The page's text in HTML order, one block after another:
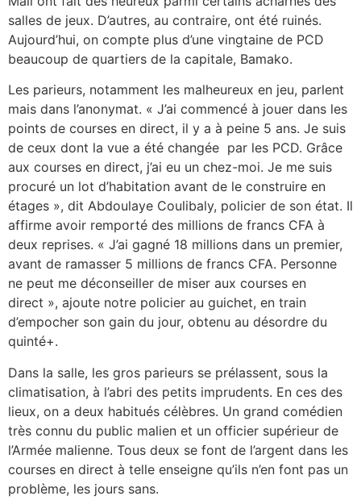
salles de jeux. D’autres, au contraire, ont été ruinés.
Aujourd’hui, on compte plus d’une vingtaine de PCD
beaucoup de quartiers de la capitale, Bamako.
Les parieurs, notamment les malheureux en jeu, parlent
mais dans l’anonymat. « J’ai commencé à jouer dans les
points de courses en direct, il y a à peine 5 ans. Je suis
de ceux dont la vue a été changée par les PCD. Grâce
aux courses en direct, j’ai eu un chez-moi. Je me suis
procuré un lot d’habitation avant de le construire en
étages », dit Abdoulaye Coulibaly, policier de son état. Il
affirme avoir remporté des millions de francs CFA à
deux reprises. « J’ai gagné 18 millions dans un premier,
avant de ramasser 5 millions de francs CFA. Personne
ne peut me déconseiller de miser aux courses en
direct », ajoute notre policier au guichet, en train
d’empocher son gain du jour, obtenu au désordre du
quinté+.
Dans la salle, les gros parieurs se prélassent, sous la
climatisation, à l’abri des petits imprudents. En ces des
lieux, on a deux habitués célèbres. Un grand comédien
très connu du public malien et un officier supérieur de
l’Armée malienne. Tous deux se font de l’argent dans les
courses en direct à telle enseigne qu’ils n’en font pas un
problème, les jours sans.